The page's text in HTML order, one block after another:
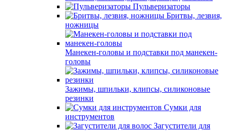
Пульверизаторы
Бритвы, лезвия,
ножницы
Манекен-головы и подставки под манекен-
головы
Зажимы, шпильки, клипсы, силиконовые
резинки
Сумки для
инструментов
Загустители для